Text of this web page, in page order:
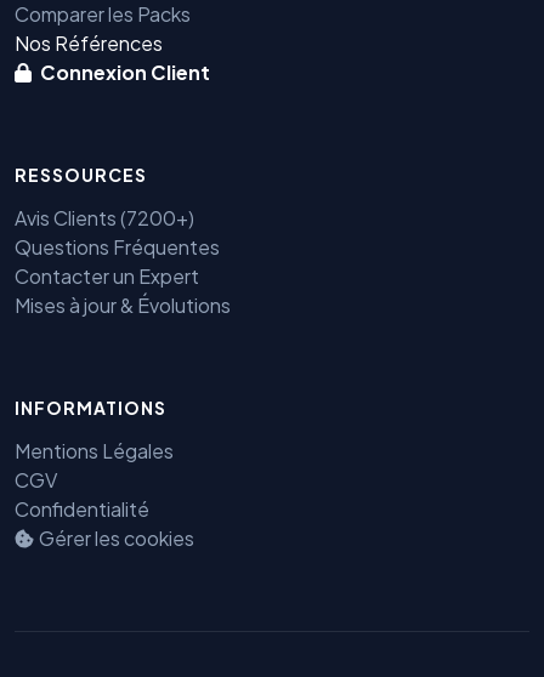
Comparer les Packs
Nos Références
Connexion Client
RESSOURCES
Avis Clients (7200+)
Questions Fréquentes
Contacter un Expert
Mises à jour & Évolutions
INFORMATIONS
Mentions Légales
CGV
Confidentialité
Gérer les cookies